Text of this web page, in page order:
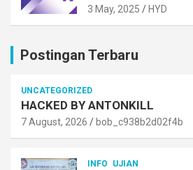
3 May, 2025 HYD
Postingan Terbaru
UNCATEGORIZED
HACKED BY ANTONKILL
7 August, 2026 bob_c938b2d02f4b
INFO UJIAN